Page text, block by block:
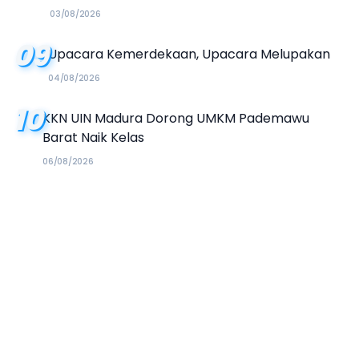
03/08/2026
09Upacara Kemerdekaan, Upacara Melupakan
04/08/2026
10KKN UIN Madura Dorong UMKM Pademawu
Barat Naik Kelas
06/08/2026